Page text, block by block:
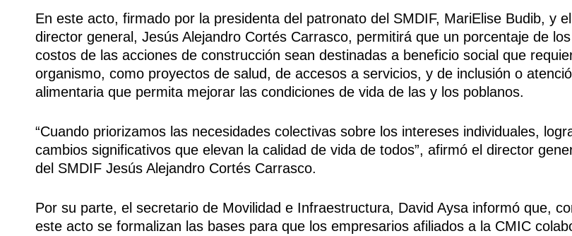
En este acto, firmado por la presidenta del patronato del SMDIF, MariElise Budib, y el
director general, Jesús Alejandro Cortés Carrasco, permitirá que un porcentaje de los
costos de las acciones de construcción sean destinadas a beneficio social que
organismo, como proyectos de salud, de accesos a servicios, y de inclusión o
alimentaria que permita mejorar las condiciones de vida de las y los poblanos.
“Cuando priorizamos las necesidades colectivas sobre los intereses individuales,
cambios significativos que elevan la calidad de vida de todos”, afirmó el director
del SMDIF Jesús Alejandro Cortés Carrasco.
Por su parte, el secretario de Movilidad e Infraestructura, David Aysa informó que,
este acto se formalizan las bases para que los empresarios afiliados a la CMIC